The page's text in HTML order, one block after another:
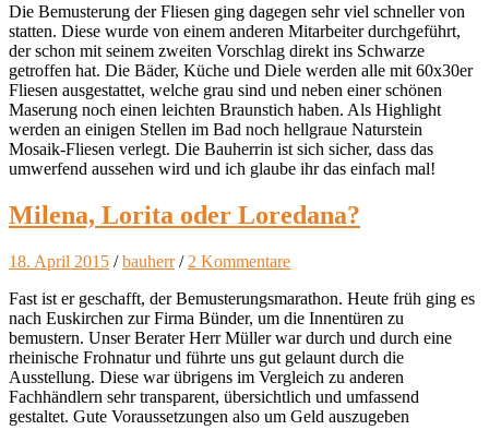
Die Bemusterung der Fliesen ging dagegen sehr viel schneller von
statten. Diese wurde von einem anderen Mitarbeiter durchgeführt,
der schon mit seinem zweiten Vorschlag direkt ins Schwarze
getroffen hat. Die Bäder, Küche und Diele werden alle mit 60x30er
Fliesen ausgestattet, welche grau sind und neben einer schönen
Maserung noch einen leichten Braunstich haben. Als Highlight
werden an einigen Stellen im Bad noch hellgraue Naturstein
Mosaik-Fliesen verlegt. Die Bauherrin ist sich sicher, dass das
umwerfend aussehen wird und ich glaube ihr das einfach mal!
Milena, Lorita oder Loredana?
18. April 2015 /bauherr / 2 Kommentare
Fast ist er geschafft, der Bemusterungsmarathon. Heute früh ging es
nach Euskirchen zur Firma Bünder, um die Innentüren zu
bemustern. Unser Berater Herr Müller war durch und durch eine
rheinische Frohnatur und führte uns gut gelaunt durch die
Ausstellung. Diese war übrigens im Vergleich zu anderen
Fachhändlern sehr transparent, übersichtlich und umfassend
gestaltet. Gute Voraussetzungen also um Geld auszugeben